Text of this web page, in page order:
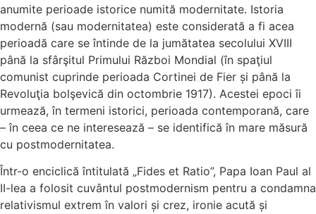
anumite perioade istorice numită modernitate. Istoria
modernă (sau modernitatea) este considerată a fi acea
perioadă care se întinde de la jumătatea secolului XVIII
până la sfârşitul Primului Război Mondial (în spaţiul
comunist cuprinde perioada Cortinei de Fier și până la
Revoluţia bolşevică din octombrie 1917). Acestei epoci îi
urmează, în termeni istorici, perioada contemporană, care
– în ceea ce ne interesează – se identifică în mare măsură
cu postmodernitatea.
Într-o enciclică întitulată „Fides et Ratio”, Papa Ioan Paul al
II-lea a folosit cuvântul postmodernism pentru a condamna
relativismul extrem în valori și crez, ironie acută și